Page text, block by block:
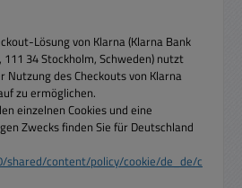
Lösung von Klarna (Klarna Bank
111 34 Stockholm, Schweden) nutzt
Nutzung des Checkouts von Klarna
zu ermöglichen.
einzelnen Cookies und eine
Zwecks finden Sie für Deutschland
shared/content/policy/cookie/de_de/c